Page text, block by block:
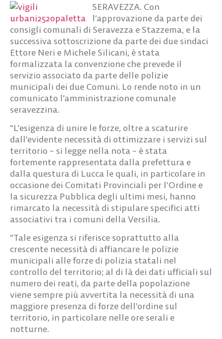
SERAVEZZA. Con
l’approvazione da parte dei
consigli comunali di Seravezza e Stazzema, e la
successiva sottoscrizione da parte dei due sindaci
Ettore Neri e Michele Silicani, è stata
formalizzata la convenzione che prevede il
servizio associato da parte delle polizie
municipali dei due Comuni. Lo rende noto in un
comunicato l’amministrazione comunale
seravezzina.
“L’esigenza di unire le forze, oltre a scaturire
dall’evidente necessità di ottimizzare i servizi sul
territorio – si legge nella nota – è stata
fortemente rappresentata dalla prefettura e
dalla questura di Lucca le quali, in particolare in
occasione dei Comitati Provinciali per l’Ordine e
la sicurezza Pubblica degli ultimi mesi, hanno
rimarcato la necessità di stipulare specifici atti
associativi tra i comuni della Versilia.
“Tale esigenza si riferisce soprattutto alla
crescente necessità di affiancare le polizie
municipali alle forze di polizia statali nel
controllo del territorio; al di là dei dati ufficiali sul
numero dei reati, da parte della popolazione
viene sempre più avvertita la necessità di una
maggiore presenza di forze dell’ordine sul
territorio, in particolare nelle ore serali e
notturne.